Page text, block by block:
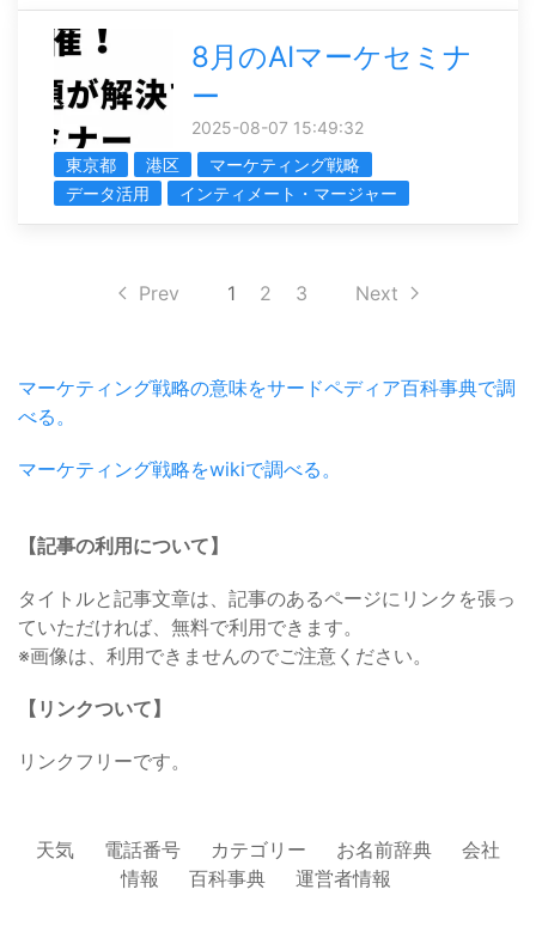
8月のAIマーケセミナ
ー
2025-08-07 15:49:32
東京都
港区
マーケティング戦略
データ活用
インティメート・マージャー
Prev 1 2 3 Next
マーケティング戦略の意味をサードペディア百科事典で調
べる。
マーケティング戦略をwikiで調べる。
【記事の利用について】
タイトルと記事文章は、記事のあるページにリンクを張っ
ていただければ、無料で利用できます。
※画像は、利用できませんのでご注意ください。
【リンクついて】
リンクフリーです。
天気 電話番号 カテゴリー お名前辞典
会社
情報
百科事典 運営者情報